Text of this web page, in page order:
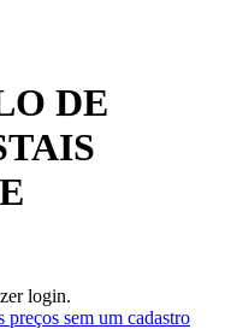
DE
login.
sem um cadastro